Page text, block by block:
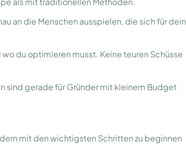
an die Menschen ausspielen, die sich für dein
du optimieren musst. Keine teuren Schüsse
sind gerade für Gründer mit kleinem Budget
mit den wichtigsten Schritten zu beginnen